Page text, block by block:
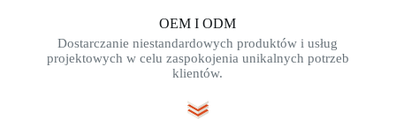
OEM I ODM
Dostarczanie niestandardowych produktów i usług
projektowych w celu zaspokojenia unikalnych potrzeb
klientów.